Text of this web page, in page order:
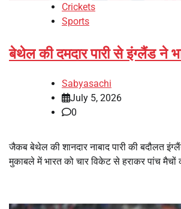
Crickets
Sports
बेथेल की दमदार पारी से इंग्लैंड ने
Sabyasachi
July 5, 2026
0
जैकब बेथेल की शानदार नाबाद पारी की बदौलत
मुकाबले में भारत को चार विकेट से हराकर पांच